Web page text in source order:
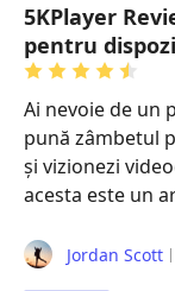
5KPlayer
pentru
Ai nevoie de un
pună zâmbetul
și vizionezi
acesta este un
Jordan Scott